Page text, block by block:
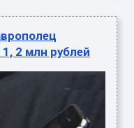
2 млн рублей